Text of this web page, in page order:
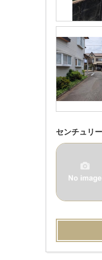
センチュリ